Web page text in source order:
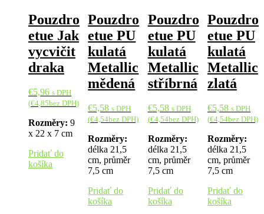
Pouzdro
etue Jak
vycvičit
draka
€5,96 s DPH
(€4,85bez DPH)
Rozměry: 9
x 22 x 7 cm
Pridať do
košíka
Pouzdro
etue PU
kulatá
Metallic
mědená
€5,58 s DPH
(€4,54bez DPH)
Rozměry:
délka 21,5
cm, průměr
7,5 cm
Pridať do
košíka
Pouzdro
etue PU
kulatá
Metallic
stříbrná
€5,58 s DPH
(€4,54bez DPH)
Rozměry:
délka 21,5
cm, průměr
7,5 cm
Pridať do
košíka
Pouzdro
etue PU
kulatá
Metallic
zlatá
€5,58 s DPH
(€4,54bez DPH)
Rozměry:
délka 21,5
cm, průměr
7,5 cm
Pridať do
košíka